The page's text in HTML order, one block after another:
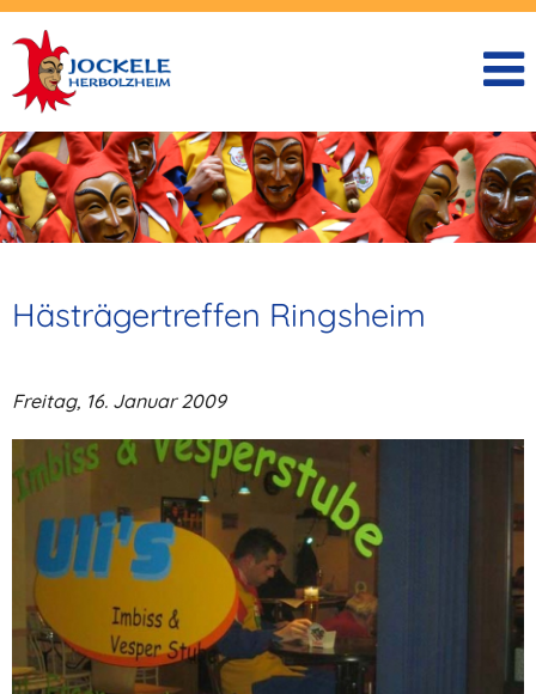
Hästrägertreffen Ringsheim
Freitag, 16. Januar 2009